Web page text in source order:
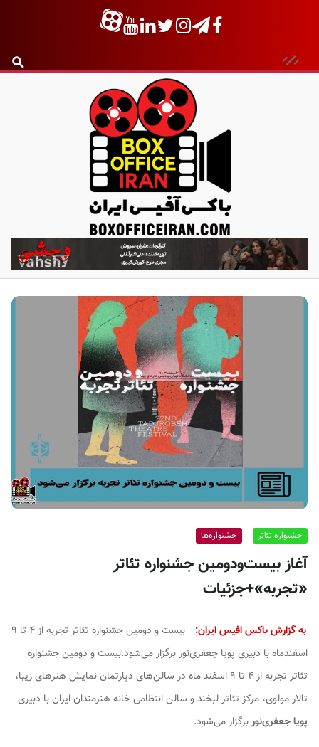
ب
ا
ک
س
ی
س
ا
ی
ر
ا
ن
جشنواره تئاتر جشنواره‌ها
آغاز بیست‌ودومین جشنواره تئاتر
«تجربه»+جزئیات
به گزارش باکس افیس ایران:
بیست و دومین جشنواره تئاتر تجربه از ۴ تا ۹
اسفندماه با دبیری پویا جعفری‌نور برگزار می‌شود.بیست و دومین جشنواره
تئاتر تجربه از ۴ تا ۹ اسفند ماه در سالن‌های دپارتمان نمایش هنرهای زیبا،
تالار مولوی، مرکز تئاتر لبخند و سالن انتظامی خانه هنرمندان ایران با دبیری
پویا جعفری‌نوربرگزار می‌شود.